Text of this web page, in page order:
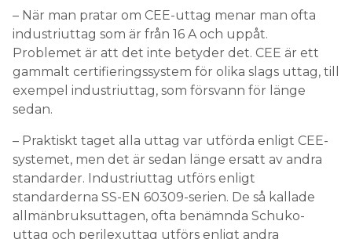
– När man pratar om CEE-uttag menar man ofta
industriuttag som är från 16 A och uppåt.
Problemet är att det inte betyder det. CEE är ett
gammalt certifieringssystem för olika slags uttag, till
exempel industriuttag, som försvann för länge
sedan.
– Praktiskt taget alla uttag var utförda enligt CEE-
systemet, men det är sedan länge ersatt av andra
standarder. Industriuttag utförs enligt
standarderna SS-EN 60309-serien. De så kallade
allmänbruksuttagen, ofta benämnda Schuko-
uttag och perilexuttag utförs enligt andra